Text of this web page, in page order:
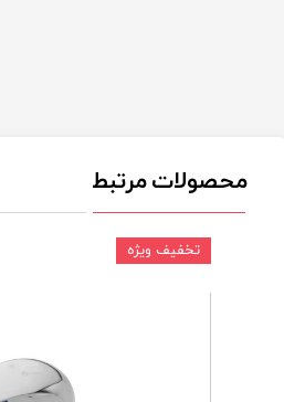
محصولات مرتبط
تخفیف ویژه